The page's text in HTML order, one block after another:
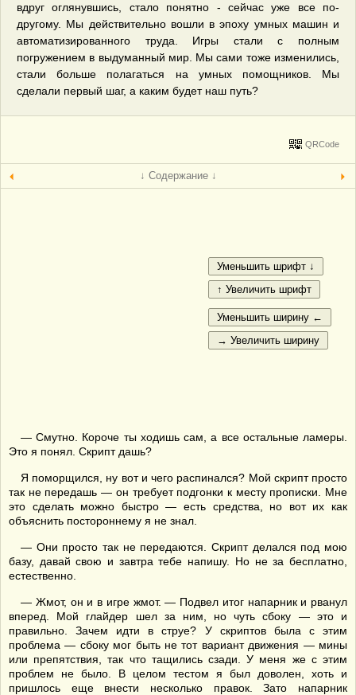
вдруг оглянувшись, стало понятно - сейчас уже все по-
другому. Мы действительно вошли в эпоху умных машин и
автоматизированного труда. Игры стали с полным
погружением в выдуманный мир. Мы сами тоже изменились,
стали больше полагаться на умных помощников. Мы
сделали первый шаг, а каким будет наш путь?
QRCode
↓ Содержание ↓
— Смутно. Короче ты ходишь сам, а все остальные ламеры.
Это я понял. Скрипт дашь?
Я поморщился, ну вот и чего распинался? Мой скрипт просто
так не передашь — он требует подгонки к месту прописки. Мне
это сделать можно быстро — есть средства, но вот их как
объяснить постороннему я не знал.
— Они просто так не передаются. Скрипт делался под мою
базу, давай свою и завтра тебе напишу. Но не за бесплатно,
естественно.
— Жмот, он и в игре жмот. — Подвел итог напарник и рванул
вперед. Мой глайдер шел за ним, но чуть сбоку — это и
правильно. Зачем идти в струе? У скриптов была с этим
проблема — сбоку мог быть не тот вариант движения — мины
или препятствия, так что тащились сзади. У меня же с этим
проблем не было. В целом тестом я был доволен, хоть и
пришлось еще внести несколько правок. Зато напарник